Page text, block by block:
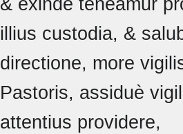
illius custodia, &
directione, more
Pastoris, assiduè
attentius providere,